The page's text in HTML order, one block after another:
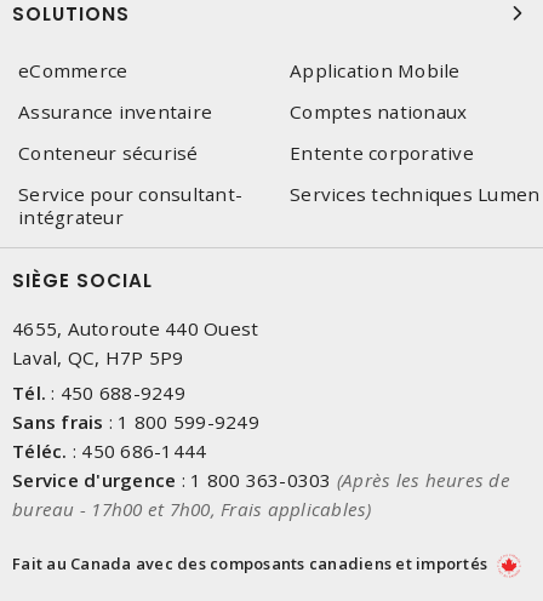
SOLUTIONS
eCommerce
Application Mobile
Assurance inventaire
Comptes nationaux
Conteneur sécurisé
Entente corporative
Service pour consultant-
intégrateur
Services techniques Lumen
SIÈGE SOCIAL
4655, Autoroute 440 Ouest
Laval, QC, H7P 5P9
Tél. : 450 688-9249
Sans frais : 1 800 599-9249
Téléc. : 450 686-1444
Service d'urgence : 1 800 363-0303 (Après les heures de
bureau - 17h00 et 7h00, Frais applicables)
Fait au Canada avec des composants canadiens et importés